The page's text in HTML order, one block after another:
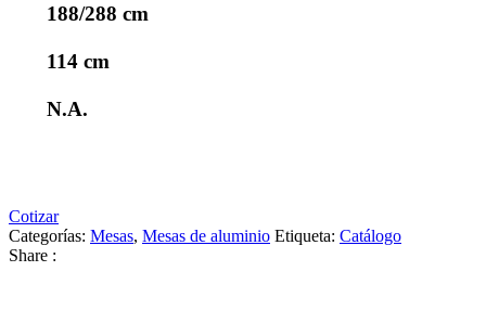
188/288 cm
114 cm
N.A.
Cotizar
Categorías: Mesas, Mesas de aluminio Etiqueta: Catálogo
Share :